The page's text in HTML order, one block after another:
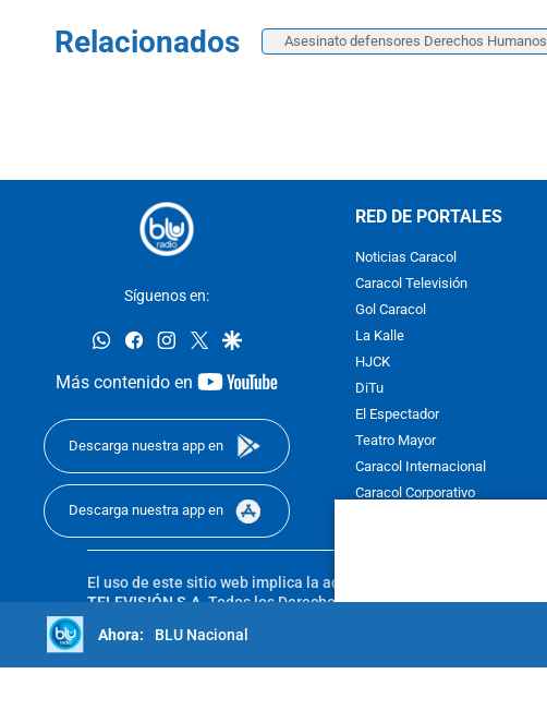
Relacionados Asesinato defensores Derechos Humanos
Síguenos en:
whatsappfacebookinstagram
twittergoogle
Más contenido en
youtube-
Descarga nuestra app en
Descarga nuestra app en
RED DE PORTALES
Noticias Caracol
Caracol Televisión
Gol Caracol
La Kalle
HJCK
DiTu
El Espectador
Teatro Mayor
Caracol Internacional
Caracol Corporativo
El uso de este sitio web implica la aceptación de los
TELEVISIÓN S.A.Todos los Derechos Reservados D.R.A.
sin autorización escrita de su titular. Reproduction in whole or
reserved 2025.BLU Nacional